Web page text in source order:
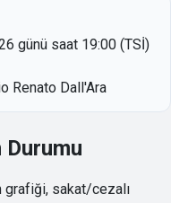
günü saat 19:00 (TSİ)
Renato Dall'Ara
Durumu
sakat/cezalı